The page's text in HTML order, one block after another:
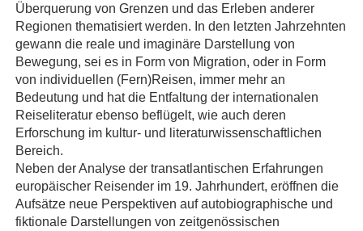
Überquerung von Grenzen und das Erleben anderer
Regionen thematisiert werden. In den letzten Jahrzehnten
gewann die reale und imaginäre Darstellung von
Bewegung, sei es in Form von Migration, oder in Form
von individuellen (Fern)Reisen, immer mehr an
Bedeutung und hat die Entfaltung der internationalen
Reiseliteratur ebenso beflügelt, wie auch deren
Erforschung im kultur- und literaturwissenschaftlichen
Bereich.
Neben der Analyse der transatlantischen Erfahrungen
europäischer Reisender im 19. Jahrhundert, eröffnen die
Aufsätze neue Perspektiven auf autobiographische und
fiktionale Darstellungen von zeitgenössischen